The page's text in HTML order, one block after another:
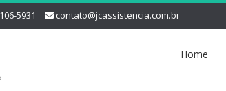
5931 contato@jcassistencia.com.br
Home